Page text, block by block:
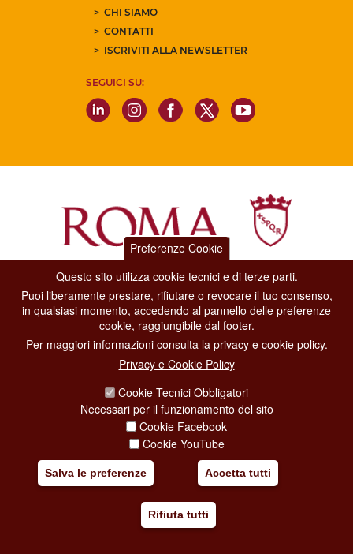
CHI SIAMO
CONTATTI
ISCRIVITI ALLA NEWSLETTER
SEGUICI SU:
Dipartimento Grandi Eventi, Sport, Turismo e Moda.
Via di San Basilio, 51
00187 Roma
CONTACT CENTER TEL. 06 06 08
CONTATTA LA REDAZIONE
SOCIAL MEDIA POLICY
COPYRIGHT
Preferenze Cookie
Questo sito utilizza cookie tecnici e di terze parti.
Puoi liberamente prestare, rifiutare o revocare il tuo consenso,
in qualsiasi momento, accedendo al pannello delle preferenze
cookie, raggiungibile dal footer.
Per maggiori informazioni consulta la privacy e cookie policy.
Privacy e Cookie Policy
Cookie Tecnici Obbligatori
Necessari per il funzionamento del sito
Cookie Facebook
Cookie YouTube
Salva le preferenze Accetta tutti
Rifiuta tutti